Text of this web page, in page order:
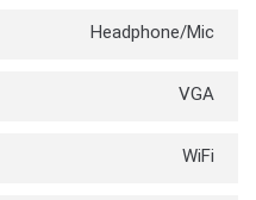
Headphone/Mic
VGA
WiFi